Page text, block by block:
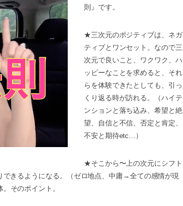
則』です。
★三次元のポジティブは、ネガ
ティブとワンセット。なので三
次元で良いこと、ワクワク、ハ
ッピーなことを求めると、それ
らを体験できたとしても、引っ
くり返る時が訪れる。（ハイテ
ンションと落ち込み、希望と絶
望、自信と不信、否定と肯定、
不安と期待etc… ）
★そこから〜上の次元にシフト
きるようになる。（ゼロ地点、中庸→全ての感情が現
そのポイント。